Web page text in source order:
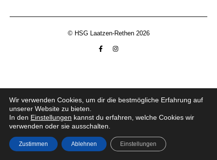
© HSG Laatzen-Rethen 2026
Wir verwenden Cookies, um dir die bestmögliche Erfahrung auf
unserer Website zu bieten.
In den Einstellungen kannst du erfahren, welche Cookies wir
verwenden oder sie ausschalten.
Zustimmen Ablehnen Einstellungen